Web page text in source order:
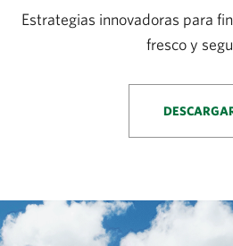
Estrategias innovadoras para
fresco y